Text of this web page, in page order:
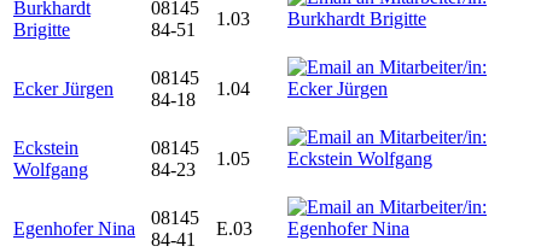
Burkhardt
Brigitte
08145
84-51
1.03
Ecker Jürgen
08145
84-18
1.04
Eckstein
Wolfgang
08145
84-23
1.05
Egenhofer Nina
08145
84-41
E.03